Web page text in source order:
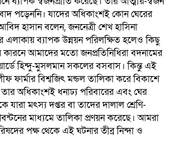
পড়েননি। যাদের অধিকাংশই কোন ঘেরের
হাসান বলেন, জননেত্রী শেখ হাসিনা
ব্যাপক উন্নয়ন পরিলক্ষিত হলেও কিছু
আমাদের মতো জনপ্রতিনিধিরা বদনামের
হিন্দু-মুসলমান সকলের বসবাস। কিন্তু এই
ফার্মার বিশ্বজিৎ মন্ডল তালিকা করে বিকাশে
অধিকাংশই ধনাঢ্য পরিবারের এবং ঘের
মৎস্য দপ্তর বা তাদের দালাল শ্রেণি-
মাধ্যমে তালিকা প্রণয়ন করেছে। আমরা
পক্ষ থেকে এই ঘটনার তীব্র নিন্দা ও